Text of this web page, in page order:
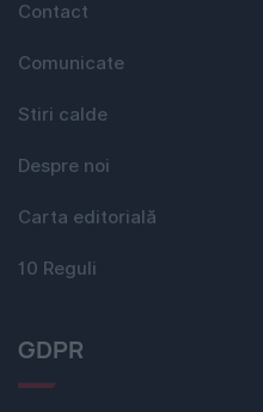
Contact
Comunicate
Stiri calde
Despre noi
Carta editorială
10 Reguli
GDPR